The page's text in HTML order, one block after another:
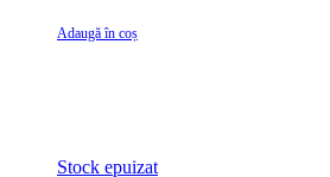
Adaugă în coș
Stock epuizat